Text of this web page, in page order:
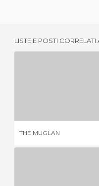
LISTE E POSTI CORRELATI
THE MUGLAN